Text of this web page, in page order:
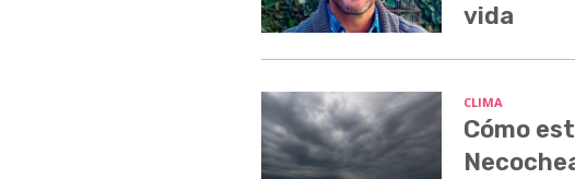
vida
CLIMA
Cómo